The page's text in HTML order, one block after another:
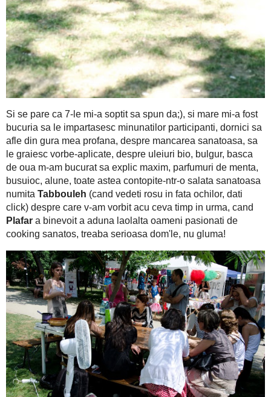
Si se pare ca 7-le mi-a soptit sa spun da;), si mare mi-a
participanti, dornici sa afle din gura mea profana, despre
aplicate, despre uleiuri bio, bulgur, basca de oua m-am
menta, busuioc, alune, toate astea contopite-ntr- o salata
rosu in fata ochilor, dati click) despre care v-am vorbit acu
a aduna laolalta oameni pasionati de cooking sanatos, treaba